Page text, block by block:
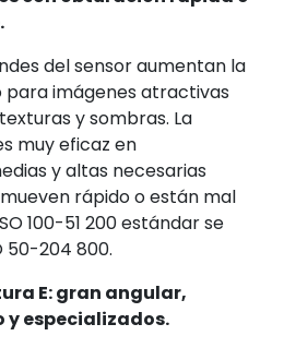
del sensor aumentan la
imágenes atractivas
y sombras. La
muy eficaz en
y altas necesarias
rápido o están mal
100-51 200 estándar se
50-204 800.
E: gran angular,
especializados.